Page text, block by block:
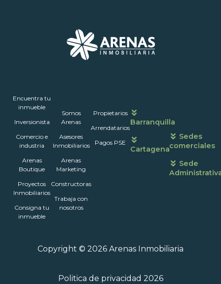
Encuentra tu
inmueble
Inversionista
Comercio e
industria
Arenas
Boutique
Proyectos
Inmobiliarios
Consigna tu
inmueble
Somos
Arenas
Asesores
Inmobiliarios
Arenas
Marketing
Constructoras
Trabaja con
nosotros
Propietarios
Arrendatarios
Pagos PSE
Barranquilla
Cartagena
atención
Sedes
comerciales
Sede
Copyright © 2026 Arenas Inmobiliaria
Politica de privacidad 2026